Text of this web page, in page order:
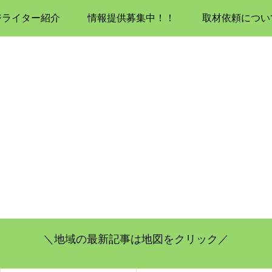
ライター紹介 情報提供募集中！！ 取材依頼につい
＼地域の最新記事は地図をクリック／